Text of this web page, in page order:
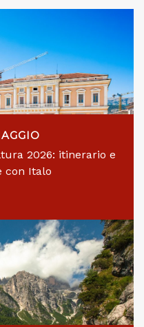
2026: itinerario e
con Italo